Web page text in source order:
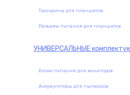
Тачскрины для планшетов
Разъемы питания для планшетов
УНИВЕРСАЛЬНЫЕ
Блоки питания для мониторов
Аккумуляторы для пылесосов